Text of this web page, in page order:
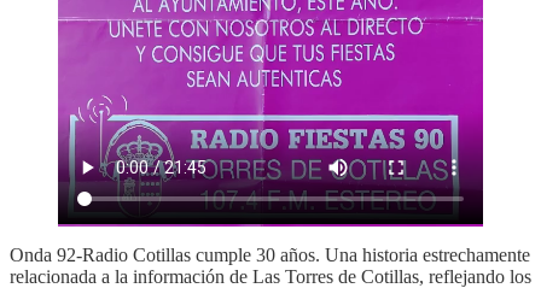
Onda 92-Radio Cotillas cumple 30 años. Una historia estrechamente
relacionada a la información de Las Torres de Cotillas, reflejando los